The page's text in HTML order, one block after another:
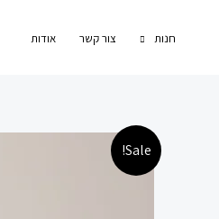
חנות צור קשר אודות
Sale!